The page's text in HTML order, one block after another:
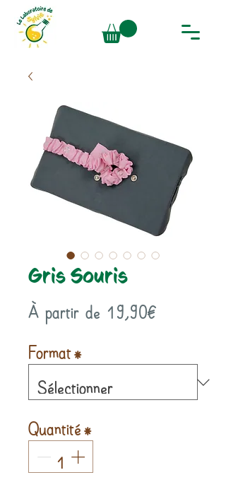
Gris Souris
À partir de 19,90€Prix
Format
Quantité